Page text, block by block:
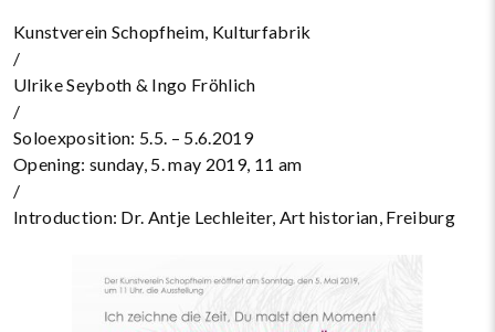
Kunstverein Schopfheim, Kulturfabrik
/
Ulrike Seyboth & Ingo Fröhlich
/
Soloexposition: 5.5. – 5.6.2019
Opening: sunday, 5. may 2019, 11 am
/
Introduction: Dr. Antje Lechleiter, Art historian, Freiburg